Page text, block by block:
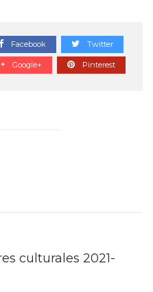
Facebook Twitter
Google+ Pinterest
culturales 2021-